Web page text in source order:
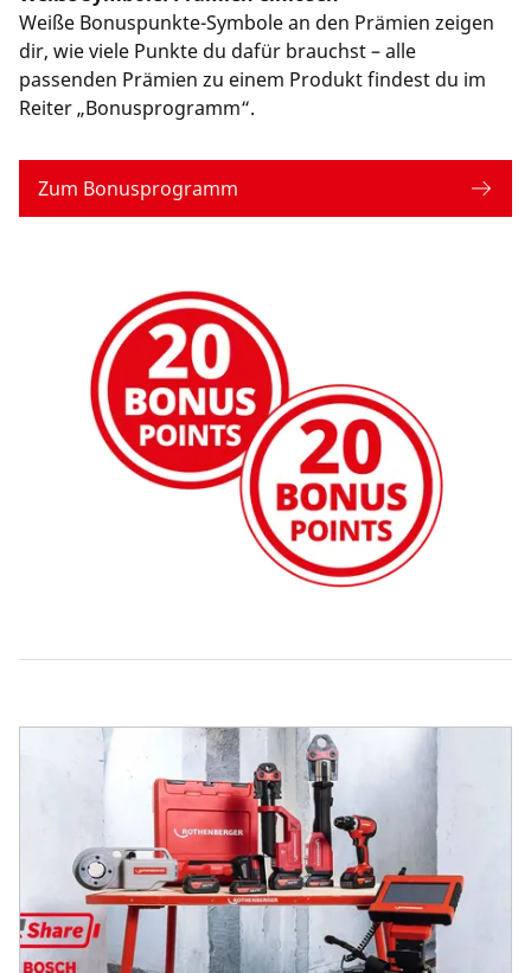
Weiße Bonuspunkte-Symbole an den Prämien zeigen
dir, wie viele Punkte du dafür brauchst – alle
passenden Prämien zu einem Produkt findest du im
Reiter „Bonusprogramm“.
Zum Bonusprogramm